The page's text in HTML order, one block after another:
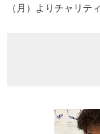
（月）よりチャリテ